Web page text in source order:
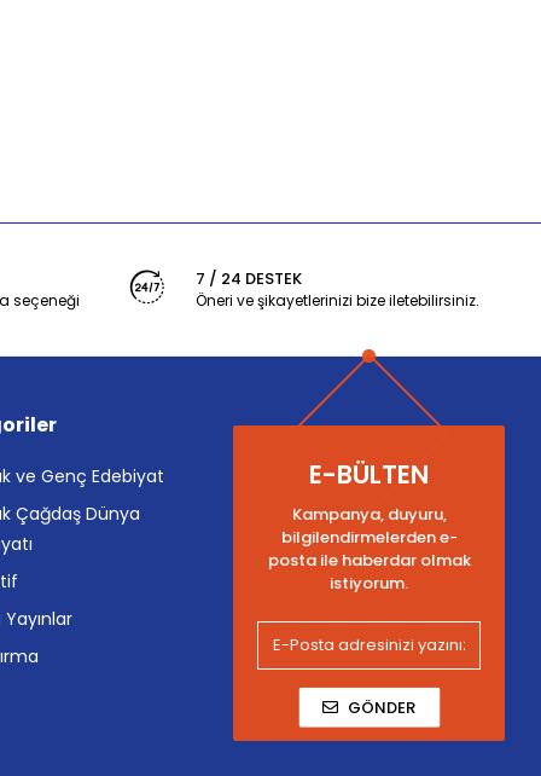
seçeneği
7 / 24 DESTEK
Öneri ve şikayetlerinizi bize iletebilirsiniz.
ve Genç Edebiyat
Çağdaş Dünya
Yayınlar
E-BÜLTEN
Kampanya, duyuru,
bilgilendirmelerden e-
posta ile haberdar olmak
istiyorum.
GÖNDER